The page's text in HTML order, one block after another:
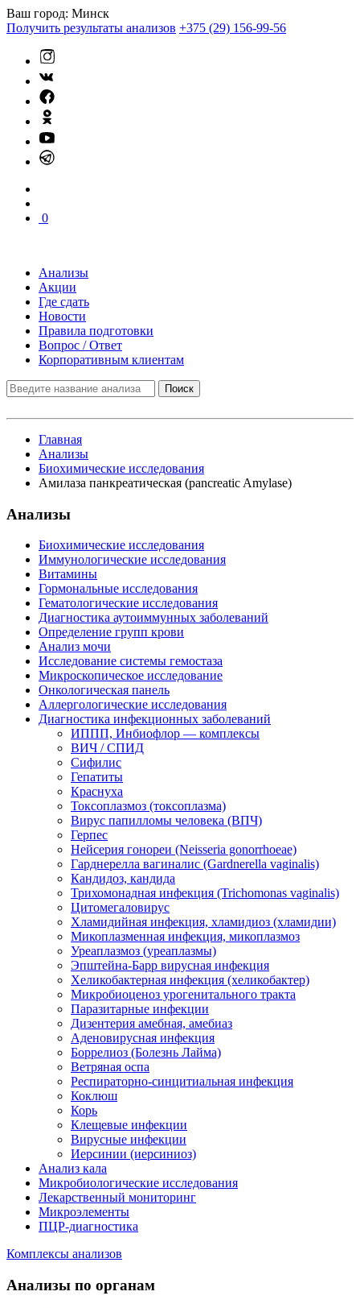
Ваш город: Минск
Получить результаты анализов +375 (29) 156-99-56
0
Анализы
Акции
Где сдать
Новости
Правила подготовки
Вопрос / Ответ
Корпоративным клиентам
Поиск
Главная
Анализы
Биохимические исследования
Амилаза панкреатическая (pancreatic Amylase)
Анализы
Биохимические исследования
Иммунологические исследования
Витамины
Гормональные исследования
Гематологические исследования
Диагностика аутоиммунных заболеваний
Определение групп крови
Анализ мочи
Исследование системы гемостаза
Микроскопическое исследование
Онкологическая панель
Аллергологические исследования
Диагностика инфекционных заболеваний
ИППП, Инбиофлор — комплексы
ВИЧ / СПИД
Сифилис
Гепатиты
Краснуха
Токсоплазмоз (токсоплазма)
Вирус папилломы человека (ВПЧ)
Герпес
Нейсерия гонореи (Neisseria gonorrhoeae)
Гарднерелла вагиналис (Gardnerella vaginalis)
Кандидоз, кандида
Трихомонадная инфекция (Trichomonas vaginalis)
Цитомегаловирус
Хламидийная инфекция, хламидиоз (хламидии)
Микоплазменная инфекция, микоплазмоз
Уреаплазмоз (уреаплазмы)
Эпштейна-Барр вирусная инфекция
Хеликобактерная инфекция (хеликобактер)
Микробиоценоз урогенитального тракта
Паразитарные инфекции
Дизентерия амебная, амебиаз
Аденовирусная инфекция
Боррелиоз (Болезнь Лайма)
Ветряная оспа
Респираторно-синцитиальная инфекция
Коклюш
Корь
Клещевые инфекции
Вирусные инфекции
Иерсинии (иерсиниоз)
Анализ кала
Микробиологические исследования
Лекарственный мониторинг
Микроэлементы
ПЦР-диагностика
Комплексы анализов
Анализы по органам